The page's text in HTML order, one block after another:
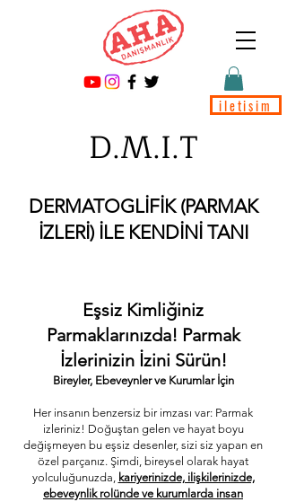
iletişim
D.M.I.T
DERMATOGLİFİK (PARMAK
İZLERİ) İLE KENDİNİ TANI
Eşsiz Kimliğiniz
Parmaklarınızda! Parmak
İzlerinizin İzini Sürün!
Bireyler, Ebeveynler ve Kurumlar İçin
Her insanın benzersiz bir imzası var: Parmak
izleriniz! Doğuştan gelen ve hayat boyu
değişmeyen bu eşsiz desenler, sizi siz yapan en
özel parçanız. Şimdi, bireysel olarak hayat
yolculuğunuzda, kariyerinizde, ilişkilerinizde,
ebeveynlik rolünde ve kurumlarda insan